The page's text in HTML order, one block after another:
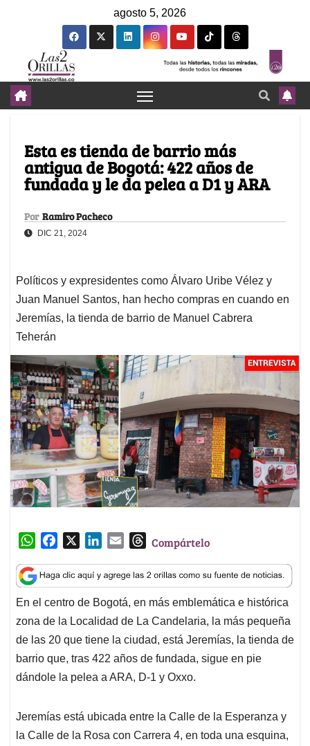
agosto 5, 2026
Esta es tienda de barrio más
antigua de Bogotá: 422 años de
fundada y le da pelea a D1 y ARA
Por Ramiro Pacheco
DIC 21, 2024
Políticos y expresidentes como Álvaro Uribe Vélez y
Juan Manuel Santos, han hecho compras en cuando en
Jeremías, la tienda de barrio de Manuel Cabrera
Teherán
W
a
t
s
A
p
p
c
e
b
o
o
k
n
k
e
d
I
n
a
i
l
T
r
e
a
d
s
Compártelo
En el centro de Bogotá, en más emblemática e histórica
zona de la Localidad de La Candelaria, la más pequeña
de las 20 que tiene la ciudad, está Jeremías, la tienda de
barrio que, tras 422 años de fundada, sigue en pie
dándole la pelea a ARA, D-1 y Oxxo.
Jeremías está ubicada entre la Calle de la Esperanza y
la Calle de la Rosa con Carrera 4, en toda una esquina,